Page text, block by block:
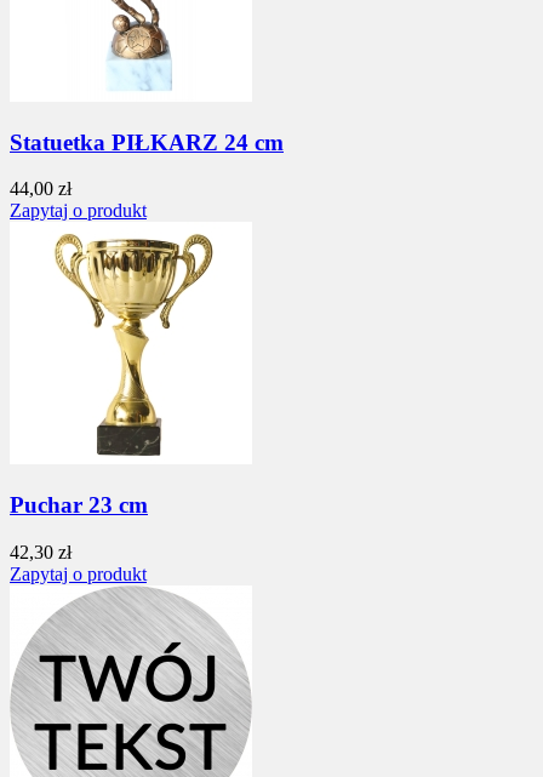
Statuetka PIŁKARZ 24 cm
44,00 zł
Zapytaj o produkt
Puchar 23 cm
42,30 zł
Zapytaj o produkt